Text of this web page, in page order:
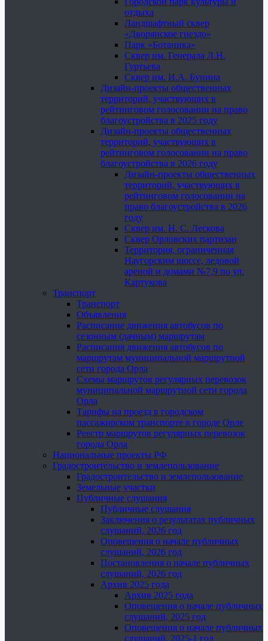
отдыха
Ландшафтный сквер
«Дворянское гнездо»
Парк «Ботаника»
Сквер им. Генерала Л.Н.
Гуртьева
Сквер им. И.А. Бунина
Дизайн-проекты общественных
территорий, участвующих в
рейтинговом голосовании на право
благоустройства в 2025 году
Дизайн-проекты общественных
территорий, участвующих в
рейтинговом голосовании на право
благоустройства в 2026 году
Дизайн-проекты общественных
территорий, участвующих в
рейтинговом голосовании на
право благоустройства в 2026
году
Сквер им. Н. С. Лескова
Сквер Орловских партизан
Территория, ограниченная
Наугорским шоссе, ледовой
ареной и домами №7,9 по ул.
Картукова
Транспорт
Транспорт
Объявления
Расписание движения автобусов по
сезонным (дачным) маршрутам
Расписания движения автобусов по
маршрутам муниципальной маршрутной
сети города Орла
Схемы маршрутов регулярных перевозок
муниципальной маршрутной сети города
Орла
Тарифы на проезд в городском
пассажирском транспорте в городе Орле
Реестр маршрутов регулярных перевозок
города Орла
Национальные проекты РФ
Градостроительство и землепользование
Градостроительство и землепользование
Земельные участки
Публичные слушания
Публичные слушания
Заключения о результатах публичных
слушаний, 2026 год
Оповещения о начале публичных
слушаний, 2026 год
Постановления о начале публичных
слушаний, 2026 год
Архив 2025 года
Архив 2025 года
Оповещения о начале публичных
слушаний, 2025 год
Оповещения о начале публичных
слушаний, 2025-1 год